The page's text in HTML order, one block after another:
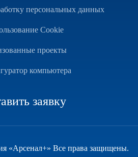
персональных данных
Cookie
проекты
компьютера
заявку
«Арсенал+» Все права защищены.